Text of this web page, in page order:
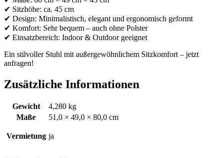
✔ Sitzhöhe: ca. 45 cm
✔ Design: Minimalistisch, elegant und ergonomisch geformt
✔ Komfort: Sehr bequem – auch ohne Polster
✔ Einsatzbereich: Indoor & Outdoor geeignet
Ein stilvoller Stuhl mit außergewöhnlichem Sitzkomfort – jetzt
anfragen!
Zusätzliche Informationen
Gewicht
4,280 kg
Maße
51,0 × 49,0 × 80,0 cm
Vermietung ja